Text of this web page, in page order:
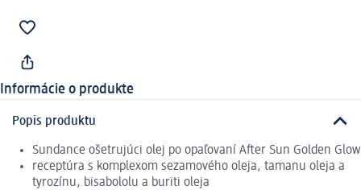
Informácie o produkte
Popis produktu
Sundance ošetrujúci olej po opaľovaní After Sun Golden Glow
receptúra ​​s komplexom sezamového oleja, tamanu oleja a
tyrozínu, bisabololu a buriti oleja